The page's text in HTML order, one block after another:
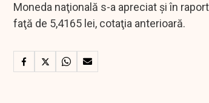
Moneda naţională s-a apreciat şi în
faţă de 5,4165 lei, cotaţia anterioară.